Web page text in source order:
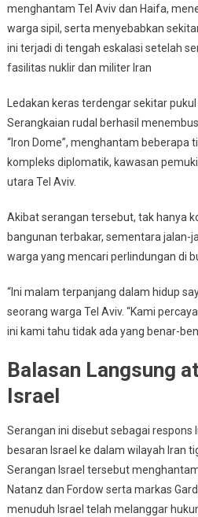
menghantam Tel Aviv dan Haifa,
warga sipil, serta menyebabkan
ini terjadi di tengah eskalasi setelah
fasilitas nuklir dan militer Iran
Ledakan keras terdengar sekitar pukul
Serangkaian rudal berhasil
“Iron Dome”, menghantam beberapa
kompleks diplomatik, kawasan
utara Tel Aviv.
Akibat serangan tersebut, tak hanya
bangunan terbakar, sementara jalan-
warga yang mencari perlindungan di
“Ini malam terpanjang dalam hidup
seorang warga Tel Aviv. “Kami
ini kami tahu tidak ada yang benar-
Balasan Langsung
Israel
Serangan ini disebut sebagai respons
besaran Israel ke dalam wilayah Iran
Serangan Israel tersebut
Natanz dan Fordow serta markas
menuduh Israel telah melanggar